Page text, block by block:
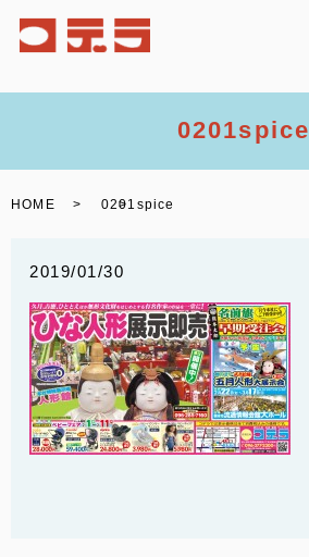
0201spice
HOME 0201spice
2019/01/30